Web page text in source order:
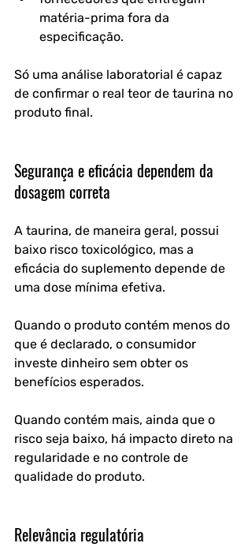
matéria-prima fora da
especificação.
Só uma análise laboratorial é capaz
de confirmar o real teor de taurina no
produto final.
Segurança e eficácia dependem da
dosagem correta
A taurina, de maneira geral, possui
baixo risco toxicológico, mas a
eficácia do suplemento depende de
uma dose mínima efetiva.
Quando o produto contém menos do
que é declarado, o consumidor
investe dinheiro sem obter os
benefícios esperados.
Quando contém mais, ainda que o
risco seja baixo, há impacto direto na
regularidade e no controle de
qualidade do produto.
Relevância regulatória